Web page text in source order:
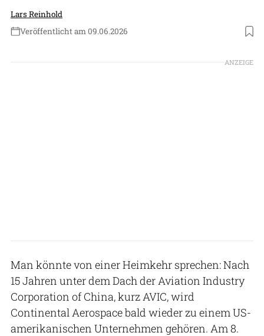
Lars Reinhold
Veröffentlicht am 09.06.2026
Foto: Continental Aerospace Technologies
ANZEIGE
Man könnte von einer Heimkehr sprechen: Nach
15 Jahren unter dem Dach der Aviation Industry
Corporation of China, kurz AVIC, wird
Continental Aerospace bald wieder zu einem US-
amerikanischen Unternehmen gehören. Am 8.